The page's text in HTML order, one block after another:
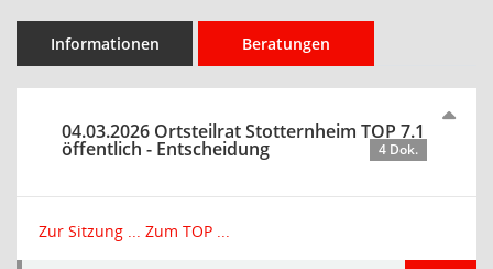
Informationen Beratungen
04.03.2026 Ortsteilrat Stotternheim TOP 7.1
öffentlich - Entscheidung 4 Dok.
Zur Sitzung ... Zum TOP ...